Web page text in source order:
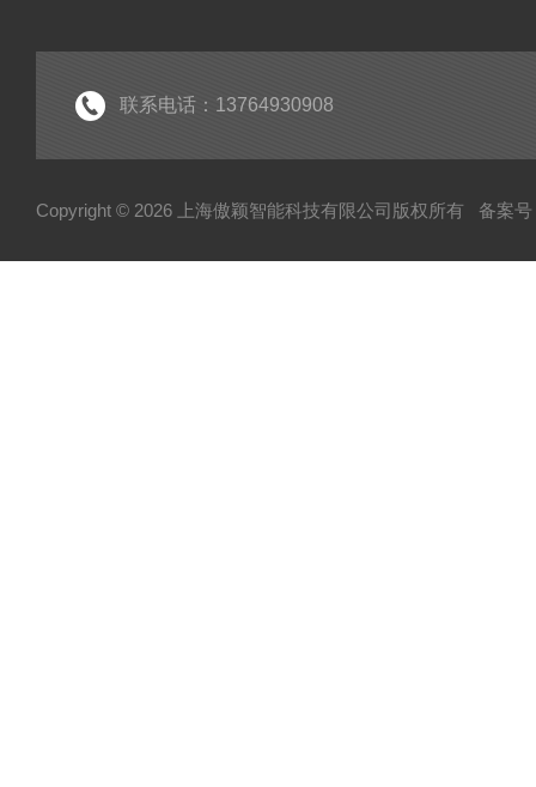
联系电话：13764930908
Copyright © 2026 上海傲颖智能科技有限公司版权所有 备案号